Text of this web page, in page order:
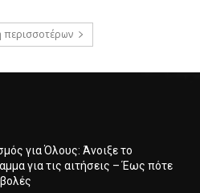
για Όλους: Άνοιξε το
για τις αιτήσεις – Έως πότε